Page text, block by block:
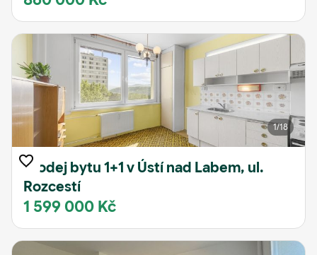
1/18
Prodej bytu 1+1 v Ústí nad Labem, ul.
Rozcestí
1 599 000 Kč